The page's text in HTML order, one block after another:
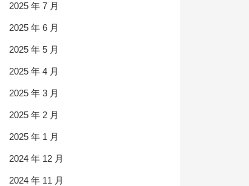
2025 年 7 月
2025 年 6 月
2025 年 5 月
2025 年 4 月
2025 年 3 月
2025 年 2 月
2025 年 1 月
2024 年 12 月
2024 年 11 月